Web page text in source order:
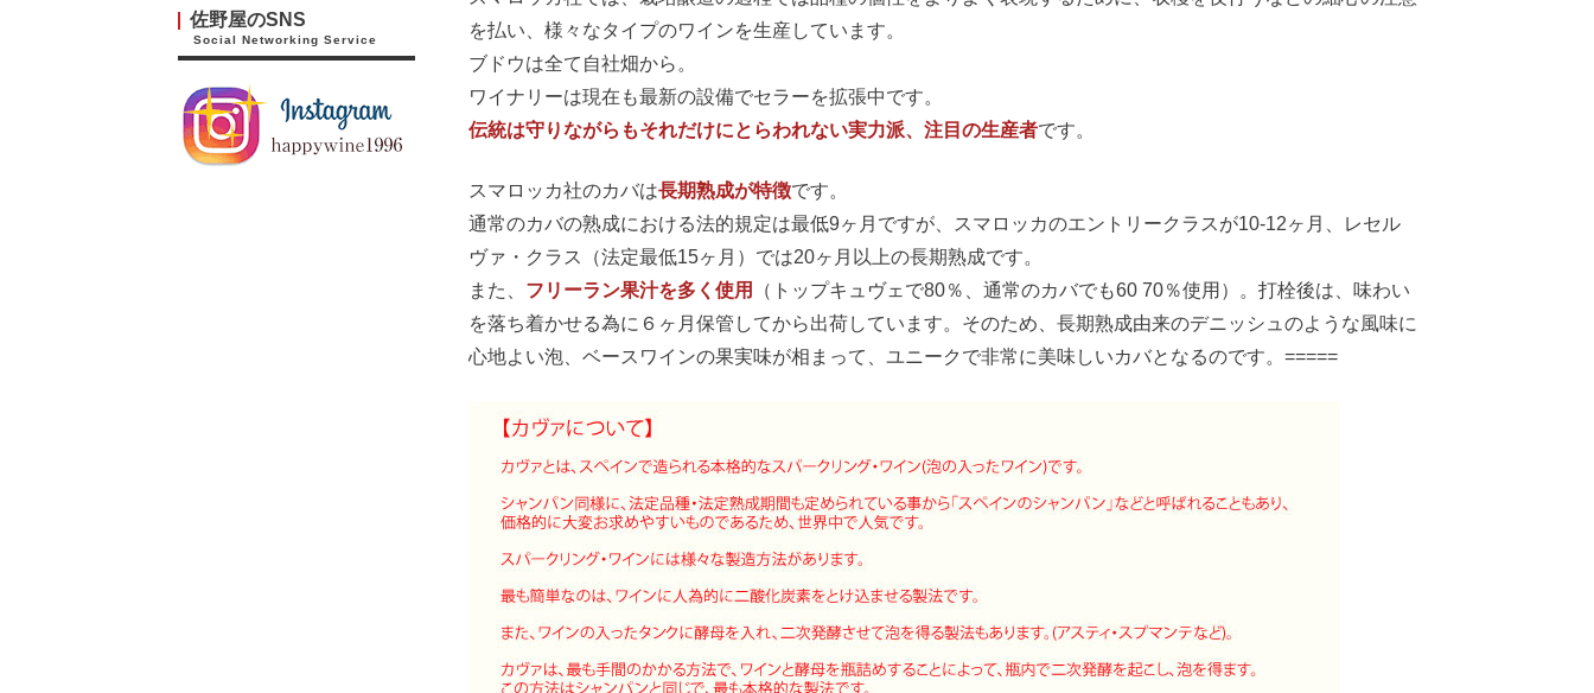
佐野屋のSNS
Social Networking Service
を払い、様々なタイプのワインを生産しています。
ブドウは全て自社畑から。
ワイナリーは現在も最新の設備でセラーを拡張中です。
伝統は守りながらもそれだけにとらわれない実力派、注目の生産者です。
スマロッカ社のカバは長期熟成が特徴です。
通常のカバの熟成における法的規定は最低9ヶ月ですが、スマロッカのエントリークラスが10-12ヶ月、レセル
ヴァ・クラス（法定最低15ヶ月）では20ヶ月以上の長期熟成です。
また、 フリーラン果汁を多く使用
（トップキュヴェで80％、通常のカバでも60 70％使用）。打栓後は、味わい
を落ち着かせる為に６ヶ月保管してから出荷しています。そのため、長期熟成由来のデニッシュのような風味に
心地よい泡、ベースワインの果実味が相まって、ユニークで非常に美味しいカバとなるのです。=====